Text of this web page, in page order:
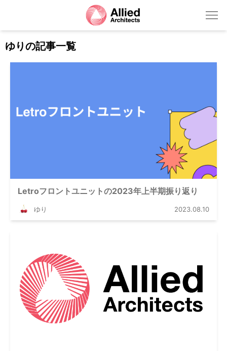
ゆりの記事一覧
Letroフロントユニットの2023年上半期振り返り
ゆり 2023.08.10